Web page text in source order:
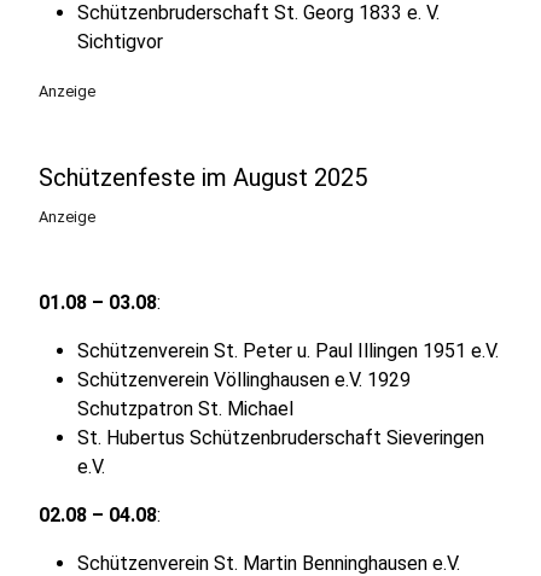
Schützenbruderschaft St. Georg 1833 e. V.
Sichtigvor
Anzeige
Schützenfeste im August 2025
Anzeige
01.08 – 03.08:
Schützenverein St. Peter u. Paul Illingen 1951 e.V.
Schützenverein Völlinghausen e.V. 1929
Schutzpatron St. Michael
St. Hubertus Schützenbruderschaft Sieveringen
e.V.
02.08 – 04.08:
Schützenverein St. Martin Benninghausen e.V.